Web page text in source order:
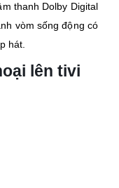
thanh Dolby Digital
vòm sống động có
hát.
lên tivi